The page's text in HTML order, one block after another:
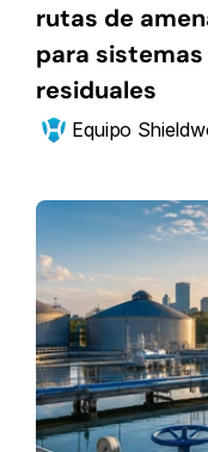
rutas de
para sistemas
residuales
Equipo